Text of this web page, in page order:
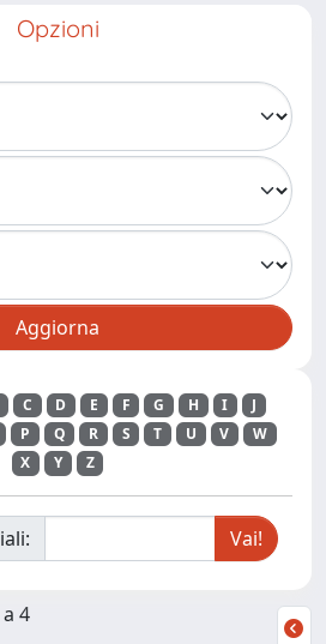
Opzioni
C D E F G H I
J
P Q R S T U V
W
X
Y Z
4